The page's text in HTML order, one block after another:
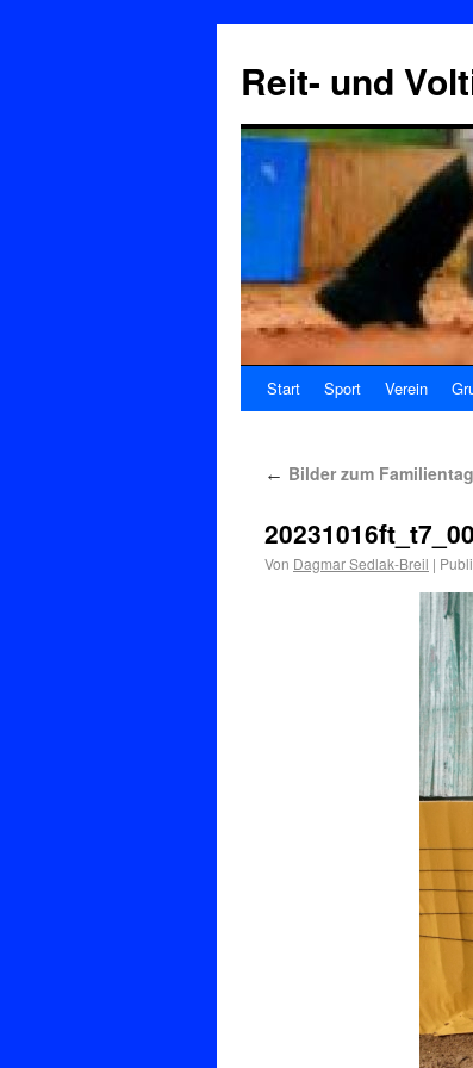
Reit- und
Start Sport Verein
← Bilder zum
Von Dagmar Sedlak-Breil |